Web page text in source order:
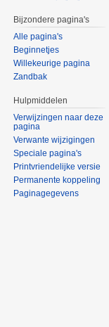
Bijzondere pagina's
Alle pagina's
Beginnetjes
Willekeurige pagina
Zandbak
Hulpmiddelen
Verwijzingen naar deze
pagina
Verwante wijzigingen
Speciale pagina's
Printvriendelijke versie
Permanente koppeling
Paginagegevens